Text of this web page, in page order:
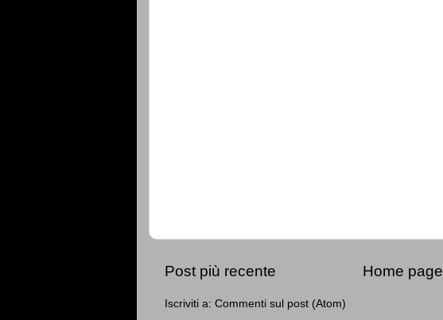
Post più recente Home page
Iscriviti a: Commenti sul post (Atom)